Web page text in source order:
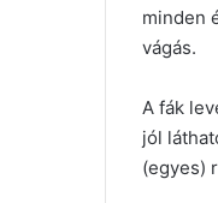
minden
vágás.
A fák
jól
(egyes)